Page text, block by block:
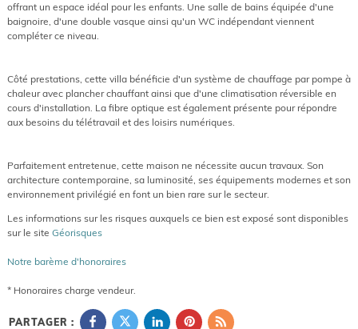
offrant un espace idéal pour les enfants. Une salle de bains équipée d'une
baignoire, d'une double vasque ainsi qu'un WC indépendant viennent
compléter ce niveau.
Côté prestations, cette villa bénéficie d'un système de chauffage par pompe à
chaleur avec plancher chauffant ainsi que d'une climatisation réversible en
cours d'installation. La fibre optique est également présente pour répondre
aux besoins du télétravail et des loisirs numériques.
Parfaitement entretenue, cette maison ne nécessite aucun travaux. Son
architecture contemporaine, sa luminosité, ses équipements modernes et son
environnement privilégié en font un bien rare sur le secteur.
Les informations sur les risques auxquels ce bien est exposé sont disponibles
sur le site Géorisques
Notre barème d'honoraires
* Honoraires charge vendeur.
PARTAGER :